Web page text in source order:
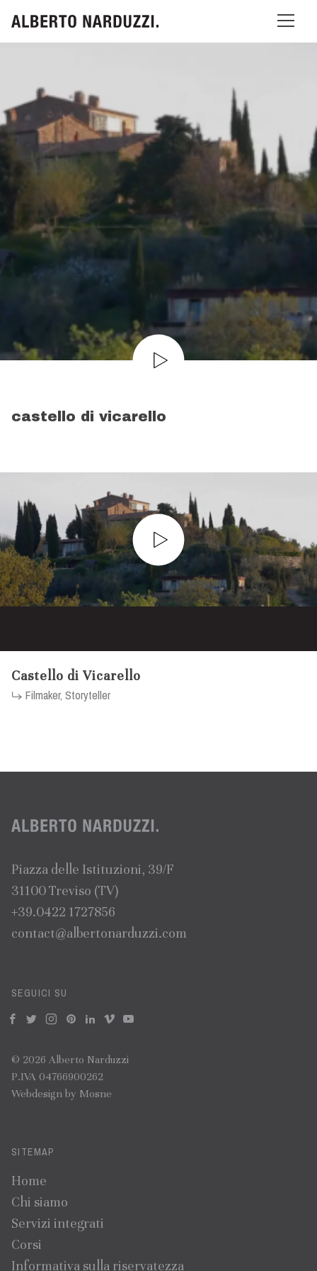
castello di vicarello
Castello di Vicarello
Filmaker, Storyteller
Piazza delle Istituzioni, 39/F
31100 Treviso (TV)
+39.0422 1727856
contact@albertonarduzzi.com
SEGUICI SU
f t i p n v y
© 2026 Alberto Narduzzi
P.IVA 04766900262
Webdesign by Mosne
SITEMAP
Home
Chi siamo
Servizi integrati
Corsi
Informativa sulla riservatezza